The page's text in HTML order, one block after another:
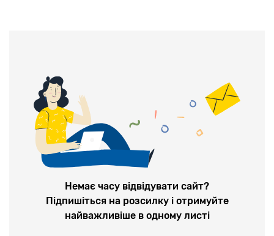
Немає часу відвідувати сайт?
Підпишіться на розсилку і отримуйте
найважливіше в одному листі